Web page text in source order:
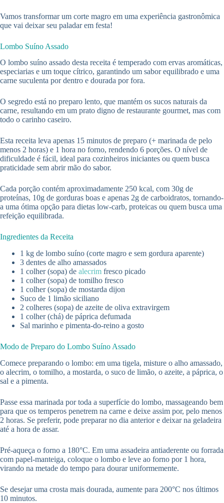
Vamos transformar um corte magro em uma experiência gastronômica
que vai deixar seu paladar em festa!
Lombo Suíno Assado
O lombo suíno assado desta receita é temperado com ervas aromáticas,
especiarias e um toque cítrico, garantindo um sabor equilibrado e uma
carne suculenta por dentro e dourada por fora.
O segredo está no preparo lento, que mantém os sucos naturais da
carne, resultando em um prato digno de restaurante gourmet, mas com
todo o carinho caseiro.
Esta receita leva apenas 15 minutos de preparo (+ marinada de pelo
menos 2 horas) e 1 hora no forno, rendendo 6 porções. O nível de
dificuldade é fácil, ideal para cozinheiros iniciantes ou quem busca
praticidade sem abrir mão do sabor.
Cada porção contém aproximadamente 250 kcal, com 30g de
proteínas, 10g de gorduras boas e apenas 2g de carboidratos, tornando-
a uma ótima opção para dietas low-carb, proteicas ou quem busca uma
refeição equilibrada.
Ingredientes da Receita
1 kg de lombo suíno (corte magro e sem gordura aparente)
3 dentes de alho amassados
1 colher (sopa) de alecrim fresco picado
1 colher (sopa) de tomilho fresco
1 colher (sopa) de mostarda dijon
Suco de 1 limão siciliano
2 colheres (sopa) de azeite de oliva extravirgem
1 colher (chá) de páprica defumada
Sal marinho e pimenta-do-reino a gosto
Modo de Preparo do Lombo Suíno Assado
Comece preparando o lombo: em uma tigela, misture o alho amassado,
o alecrim, o tomilho, a mostarda, o suco de limão, o azeite, a páprica, o
sal e a pimenta.
Passe essa marinada por toda a superfície do lombo, massageando bem
para que os temperos penetrem na carne e deixe assim por, pelo menos
2 horas. Se preferir, pode preparar no dia anterior e deixar na geladeira
até a hora de assar.
Pré-aqueça o forno a 180°C. Em uma assadeira antiaderente ou forrada
com papel-manteiga, coloque o lombo e leve ao forno por 1 hora,
virando na metade do tempo para dourar uniformemente.
Se desejar uma crosta mais dourada, aumente para 200°C nos últimos
10 minutos.